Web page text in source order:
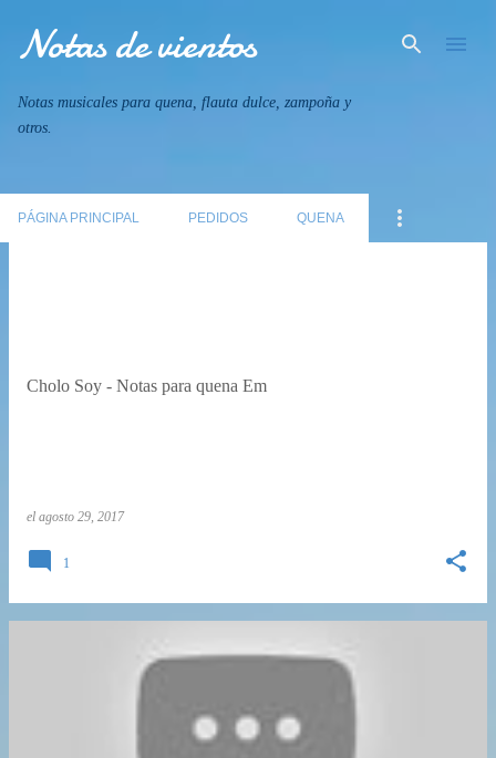
Notas de vientos
Notas musicales para quena, flauta dulce, zampoña y
otros.
PÁGINA PRINCIPAL PEDIDOS QUENA
Cholo Soy - Notas para quena Em
el agosto 29, 2017
1